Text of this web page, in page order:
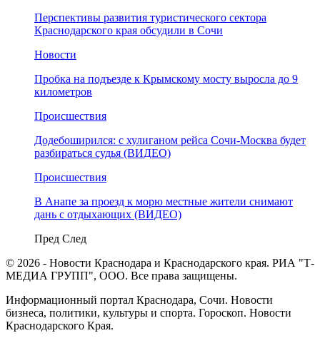
Перспективы развития туристического сектора
Краснодарского края обсудили в Сочи
Новости
Пробка на подъезде к Крымскому мосту выросла до 9
километров
Происшествия
Додебоширился: с хулиганом рейса Сочи-Москва будет
разбираться судья (ВИДЕО)
Происшествия
В Анапе за проезд к морю местные жители снимают
дань с отдыхающих (ВИДЕО)
Пред След
© 2026 - Новости Краснодара и Краснодарского края. РИА "Т-
МЕДИА ГРУПП", ООО. Все права защищены.
Информационный портал Краснодара, Сочи. Новости
бизнеса, политики, культуры и спорта. Гороскоп. Новости
Краснодарского Края.